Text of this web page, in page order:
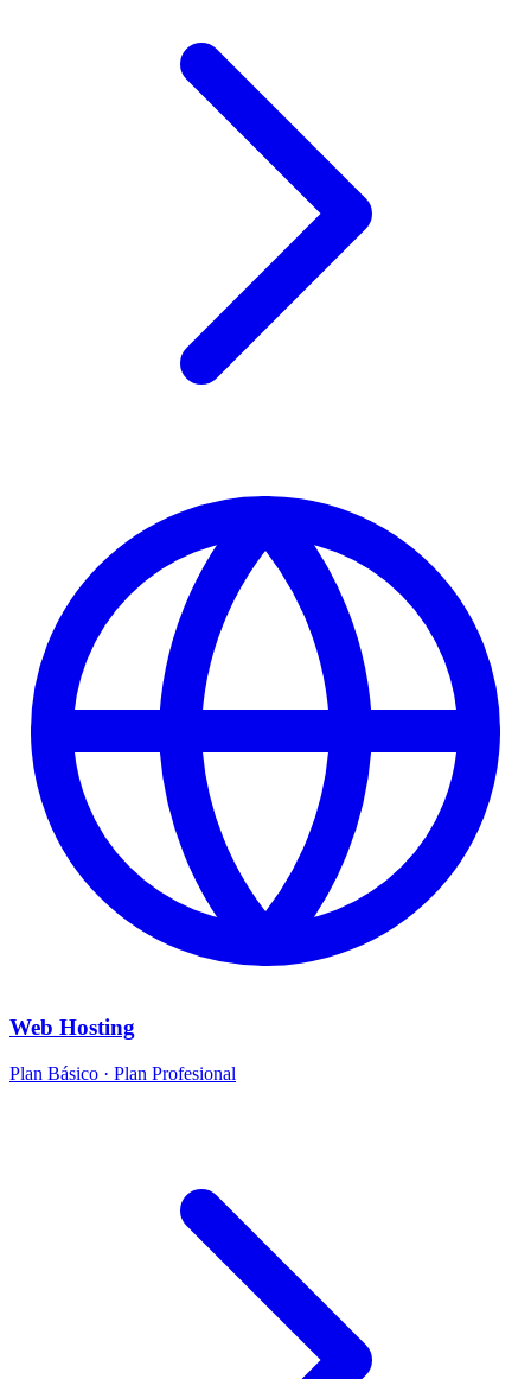
Web Hosting
Plan Básico · Plan Profesional